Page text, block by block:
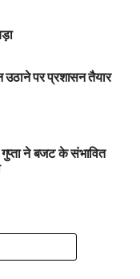
पर प्रशासन तैयार
ने बजट के संभावित